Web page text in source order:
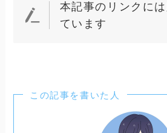
本記事のリンクに
ています
この記事を書いた人